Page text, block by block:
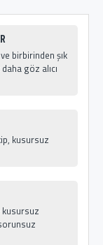
birbirinden şık
göz alıcı
kusursuz
kusursuz